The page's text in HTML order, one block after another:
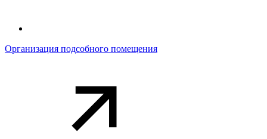
Организация подсобного помещения